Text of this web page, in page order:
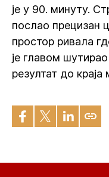
је у 90. минуту.
послао прецизан
простор ривала
је главом
резултат до